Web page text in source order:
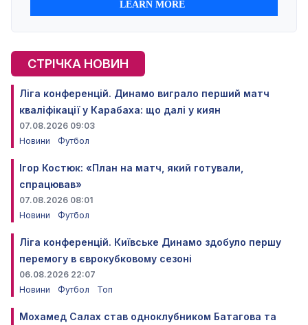
СТРІЧКА НОВИН
Ліга конференцій. Динамо виграло перший матч
кваліфікації у Карабаха: що далі у киян
07.08.2026 09:03
Новини
Футбол
Ігор Костюк: «План на матч, який готували,
спрацював»
07.08.2026 08:01
Новини
Футбол
Ліга конференцій. Київське Динамо здобуло першу
перемогу в єврокубковому сезоні
06.08.2026 22:07
Новини
Футбол Топ
Мохамед Салах став одноклубником Батагова та